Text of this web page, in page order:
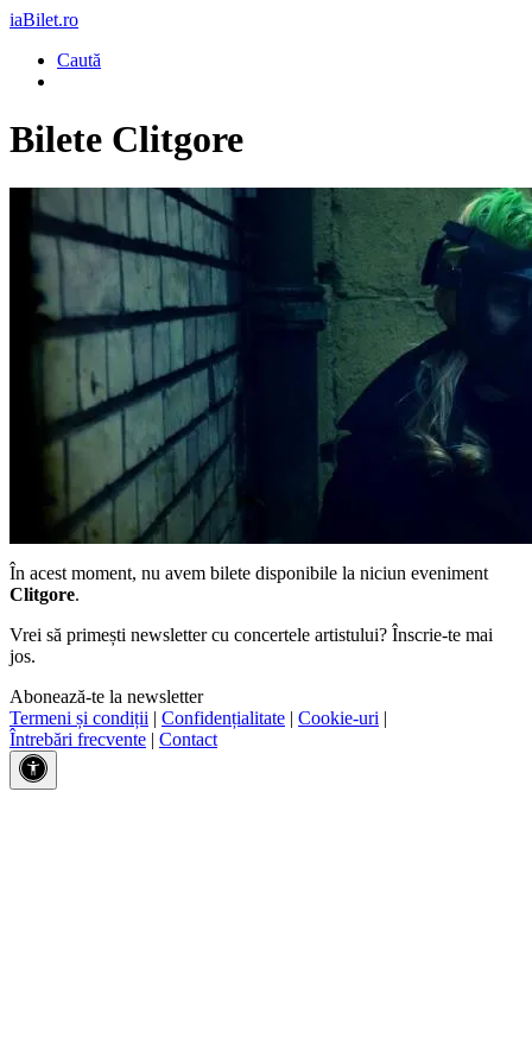
iaBilet.ro
Caută
Bilete Clitgore
În acest moment, nu avem bilete disponibile la niciun eveniment
Clitgore.
Vrei să primești newsletter cu concertele artistului? Înscrie-te mai
jos.
Abonează-te la newsletter
Termeni și condiții | Confidențialitate | Cookie-uri |
Întrebări frecvente | Contact